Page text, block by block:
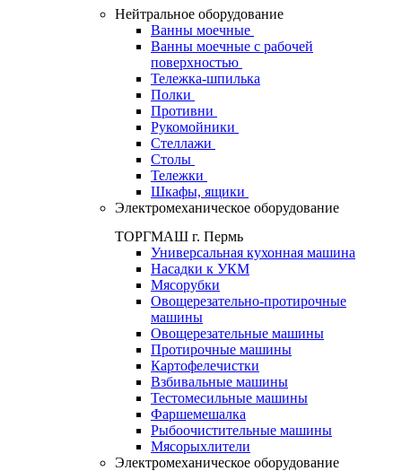
Нейтральное оборудование
Ванны моечные
Ванны моечные с рабочей
поверхностью
Тележка-шпилька
Полки
Противни
Рукомойники
Стеллажи
Столы
Тележки
Шкафы, ящики
Электромеханическое оборудование
ТОРГМАШ г. Пермь
Универсальная кухонная машина
Насадки к УКМ
Мясорубки
Овощерезательно-протирочные
машины
Овощерезательные машины
Протирочные машины
Картофелечистки
Взбивальные машины
Тестомесильные машины
Фаршемешалка
Рыбоочистительные машины
Мясорыхлители
Электромеханическое оборудование